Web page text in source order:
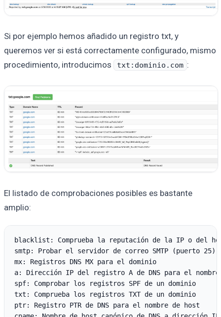
Si por ejemplo hemos añadido un registro txt, y
queremos ver si está correctamente configurado, mismo
procedimiento, introducimos
txt:dominio.com :
El listado de comprobaciones posibles es bastante
amplio:
blacklist: Comprueba la reputación de la IP o del
smtp: Probar el servidor de correo SMTP (puerto 25)
mx: Registros DNS MX para el dominio
a: Dirección IP del registro A de DNS para el
spf: Comprobar los registros SPF de un dominio
txt: Comprueba los registros TXT de un dominio
ptr: Registro PTR de DNS para el nombre de host